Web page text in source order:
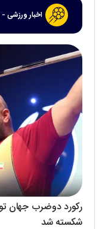
اخبار ورزشی -
رکورد دوضرب جهان
شکسته شد